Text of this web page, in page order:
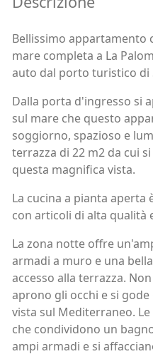
Bellissimo appartamento
mare completa a La
auto dal porto turistico di
Dalla porta d'ingresso si
sul mare che questo
soggiorno, spazioso e
terrazza di 22 m2 da cui
questa magnifica vista.
La cucina a pianta
con articoli di alta
La zona notte offre
armadi a muro e una
accesso alla terrazza.
aprono gli occhi e si
vista sul Mediterraneo.
che condividono un
ampi armadi e si